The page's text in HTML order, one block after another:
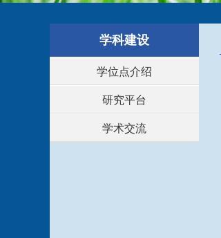
学科建设
学位点介绍
研究平台
学术交流